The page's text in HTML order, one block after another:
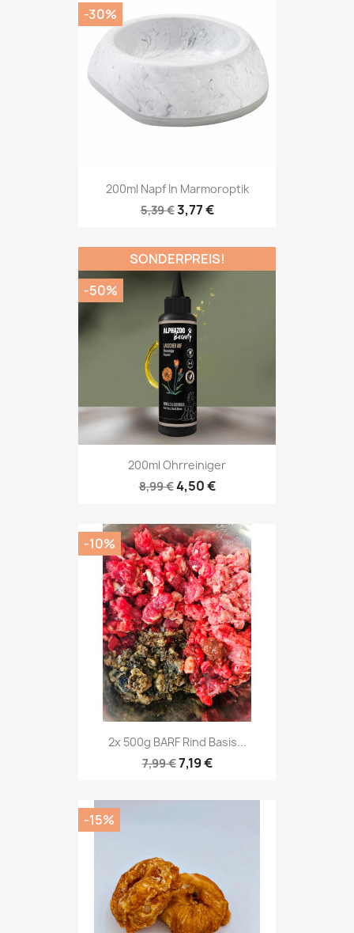
200ml Napf In Marmoroptik
5,39 €3,77 €
-30%
200ml Ohrreiniger
8,99 €4,50 €
SONDERPREIS!
-50%
2x 500g BARF Rind Basis...
7,99 €7,19 €
-10%
-15%